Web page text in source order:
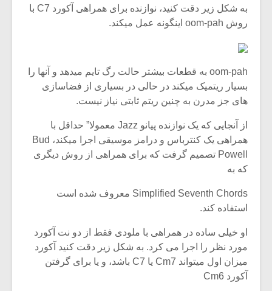
به شکل زیر دقت کنید، نوازنده برای همراهی آکورد C7 با
روش oom-pah اینگونه عمل میکند.
oom-pah به قطعات بیشتر حالت رگ تایم میدهد و آنها را
بسیار ریتمیک میکند در حالی در بسیاری از فضاسازی
های جز مدرن به چنین ریتم ثابتی نیاز نیست.
از آنجایی که یک نوازنده پیانو Jazz معمولا” حداقل با
همراهی یک کنترباس و درامز موسیقی اجرا میکند، Bud
Powell تصمیم گرفت که برای همراهی از روش دیگری
که به
Simplified Seventh Chords معروف شده است
استفاده کند.
او خیلی ساده در همراهی با ملودی فقط از دو نت آکورد
مورد نظر را اجرا می کرد. به شکل زیر دقت کنید آکورد
میزان اول میتواند Cm7 یا C7 باشد، و یا برای گرفتن
آکورد Cm6